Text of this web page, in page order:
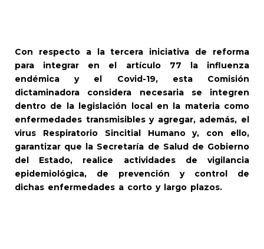
Con respecto a la tercera iniciativa de reforma
para integrar en el artículo 77 la influenza
endémica y el Covid-19, esta Comisión
dictaminadora considera necesaria se integren
dentro de la legislación local en la materia como
enfermedades transmisibles y agregar, además, el
virus Respiratorio Sincitial Humano y, con ello,
garantizar que la Secretaría de Salud de Gobierno
del Estado, realice actividades de vigilancia
epidemiológica, de prevención y control de
dichas enfermedades a corto y largo plazos.